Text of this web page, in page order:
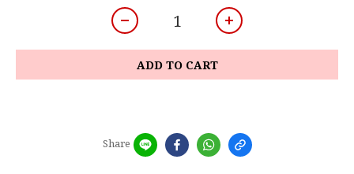
ADD TO CART
Share